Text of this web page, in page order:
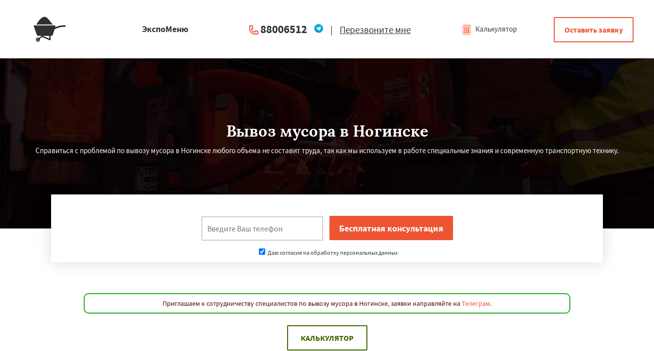
ЭкспоМеню 88006512 | Перезвоните мне Калькулятор Оставить заявку
Вывоз мусора в Ногинске
Справиться с проблемой по вывозу мусора в Ногинске любого объема не составит труда, так как мы используем в работе специальные знания и современную транспортную технику.
Даю согласие на обработку персональных данных
Приглашаем к сотрудничеству специалистов по вывозу мусора в Ногинске, заявки направляйте на Телеграм.
КАЛЬКУЛЯТОР